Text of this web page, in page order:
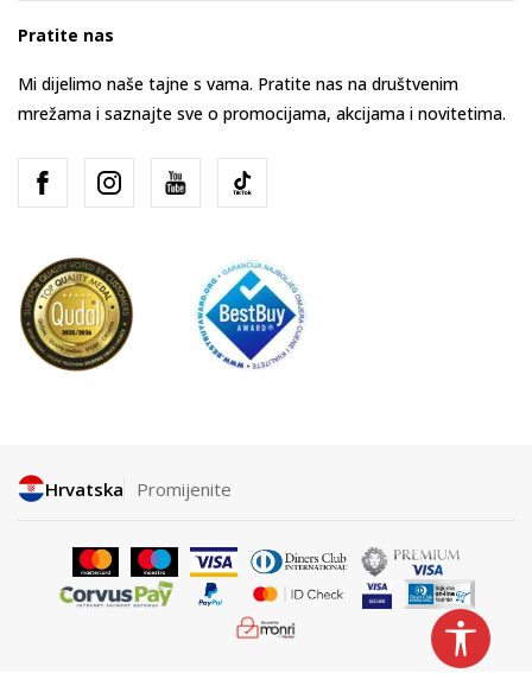
Pratite nas
Mi dijelimo naše tajne s vama. Pratite nas na društvenim
mrežama i saznajte sve o promocijama, akcijama i novitetima.
Hrvatska Promijenite